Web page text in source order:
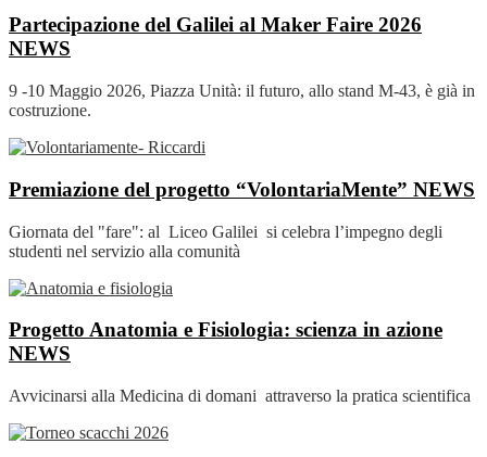
Partecipazione del Galilei al Maker Faire 2026
NEWS
9 -10 Maggio 2026, Piazza Unità: il futuro, allo stand M‑43, è già in
costruzione.
Premiazione del progetto “VolontariaMente” NEWS
Giornata del "fare": al Liceo Galilei si celebra l’impegno degli
studenti nel servizio alla comunità
Progetto Anatomia e Fisiologia: scienza in azione
NEWS
Avvicinarsi alla Medicina di domani attraverso la pratica scientifica